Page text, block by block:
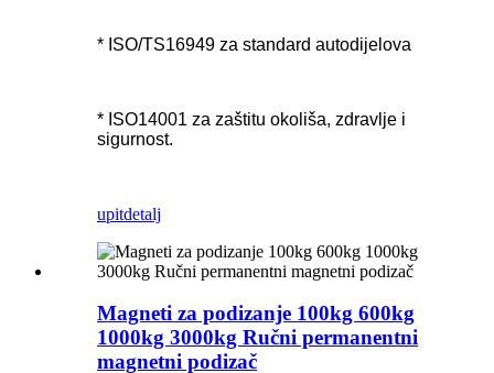
* ISO/TS16949 za standard autodijelova
* ISO14001 za zaštitu okoliša, zdravlje i
sigurnost.
upitdetalj
Magneti za podizanje 100kg 600kg
1000kg 3000kg Ručni permanentni
magnetni podizač